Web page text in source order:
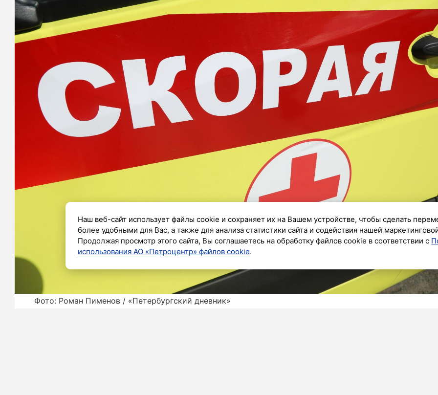
Фото: Роман Пименов / «Петербургский дневник»
Наш веб-сайт использует файлы cookie и сохраняет их на Вашем устройстве, чтобы сделать
более удобными для Вас, а также для анализа статистики сайта и содействия нашей
Продолжая просмотр этого сайта, Вы соглашаетесь на обработку файлов cookie в соответствии с
использования АО «Петроцентр» файлов cookie.